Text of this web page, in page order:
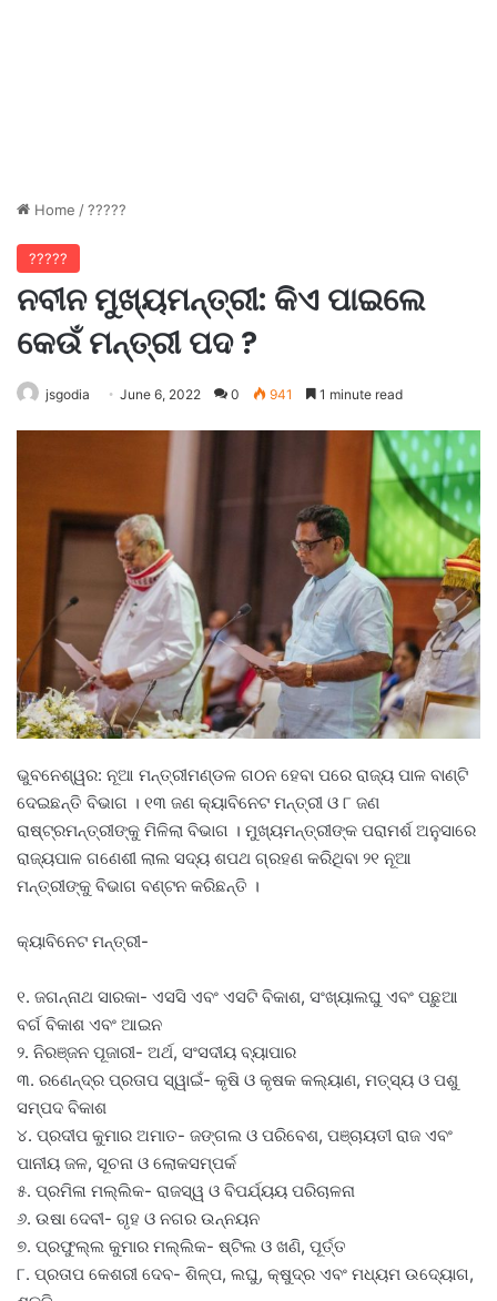
Home /?????
?????
ନବୀନ ମୁଖ୍ୟମନ୍ତ୍ରୀ: କିଏ ପାଇଲେ
କେଉଁ ମନ୍ତ୍ରୀ ପଦ ?
jsgodia June 6, 2022 0 941 1 minute read
ଭୁବନେଶ୍ୱର: ନୂଆ ମନ୍ତ୍ରୀମଣ୍ଡଳ ଗଠନ ହେବା ପରେ ରାଜ୍ୟ ପାଳ ବାଣ୍ଟି
ଦେଇଛନ୍ତି ବିଭାଗ । ୧୩ ଜଣ କ୍ୟାବିନେଟ ମନ୍ତ୍ରୀ ଓ ୮ ଜଣ
ରାଷ୍ଟ୍ରମନ୍ତ୍ରୀଙ୍କୁ ମିଳିଲା ବିଭାଗ । ମୁଖ୍ୟମନ୍ତ୍ରୀଙ୍କ ପରାମର୍ଶ ଅନୁସାରେ
ରାଜ୍ୟପାଳ ଗଣେଶୀ ଲାଲ ସଦ୍ୟ ଶପଥ ଗ୍ରହଣ କରିଥିବା ୨୧ ନୂଆ
ମନ୍ତ୍ରୀଙ୍କୁ ବିଭାଗ ବଣ୍ଟନ କରିଛନ୍ତି ।
କ୍ୟାବିନେଟ ମନ୍ତ୍ରୀ-
୧. ଜଗନ୍ନାଥ ସାରକା- ଏସସି ଏବଂ ଏସଟି ବିକାଶ, ସଂଖ୍ୟାଲଘୁ ଏବଂ ପଛୁଆ
ବର୍ଗ ବିକାଶ ଏବଂ ଆଇନ
୨. ନିରଞ୍ଜନ ପୂଜାରୀ- ଅର୍ଥ, ସଂସଦୀୟ ବ୍ୟାପାର
୩. ରଣେନ୍ଦ୍ର ପ୍ରତାପ ସ୍ୱାଇଁ- କୃଷି ଓ କୃଷକ କଲ୍ୟାଣ, ମତ୍ସ୍ୟ ଓ ପଶୁ
ସମ୍ପଦ ବିକାଶ
୪. ପ୍ରଦୀପ କୁମାର ଅମାତ- ଜଙ୍ଗଲ ଓ ପରିବେଶ, ପଞ୍ଚାୟତୀ ରାଜ ଏବଂ
ପାନୀୟ ଜଳ, ସୂଚନା ଓ ଲୋକସମ୍ପର୍କ
୫. ପ୍ରମିଳା ମଲ୍ଲିକ- ରାଜସ୍ୱ ଓ ବିପର୍ଯ୍ୟୟ ପରିଚାଳନା
୬. ଉଷା ଦେବୀ- ଗୃହ ଓ ନଗର ଉନ୍ନୟନ
୭. ପ୍ରଫୁଲ୍ଲ କୁମାର ମଲ୍ଲିକ- ଷ୍ଟିଲ ଓ ଖଣି, ପୂର୍ତ୍ତ
୮. ପ୍ରତାପ କେଶରୀ ଦେବ- ଶିଳ୍ପ, ଲଘୁ, କ୍ଷୁଦ୍ର ଏବଂ ମଧ୍ୟମ ଉଦ୍ୟୋଗ,